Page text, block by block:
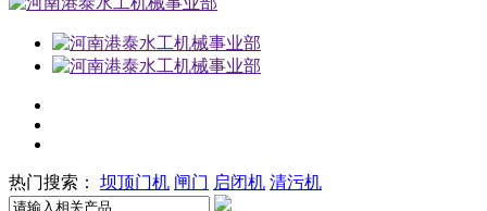
热门搜索： 坝顶门机 闸门 启闭机 清污机